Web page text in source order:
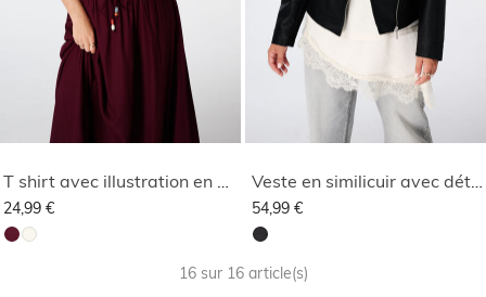
24,99 € 54,99 €
16 sur 16 article(s)